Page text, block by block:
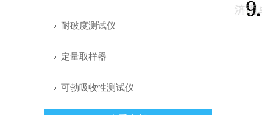
耐破度测试仪
定量取样器
可勃吸收性测试仪